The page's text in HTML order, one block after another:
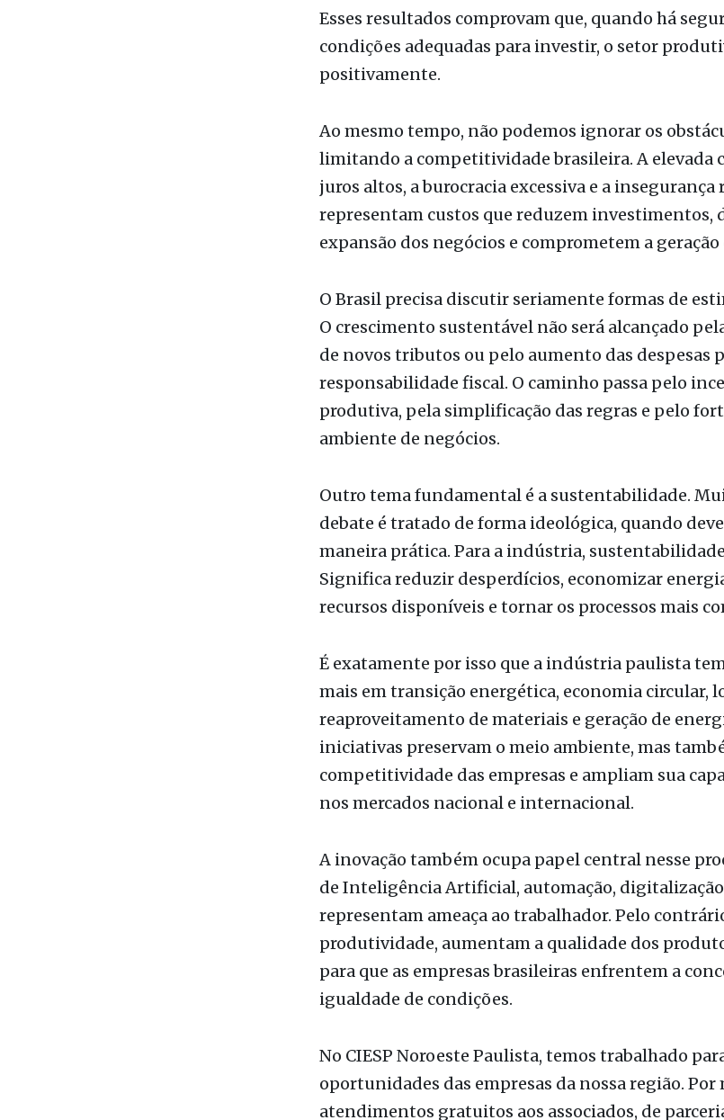
positivamente.
Ao mesmo tempo, não podemos ignorar os
juros altos, a burocracia excessiva e a
representam custos que reduzem investimentos,
expansão dos negócios e comprometem a geração
O Brasil precisa discutir seriamente formas de
de novos tributos ou pelo aumento das despesas
responsabilidade fiscal. O caminho passa pelo
produtiva, pela simplificação das regras e pelo
ambiente de negócios.
Outro tema fundamental é a sustentabilidade.
maneira prática. Para a indústria,
Significa reduzir desperdícios, economizar
recursos disponíveis e tornar os processos mais
É exatamente por isso que a indústria paulista tem
reaproveitamento de materiais e geração de
iniciativas preservam o meio ambiente, mas
competitividade das empresas e ampliam sua
nos mercados nacional e internacional.
A inovação também ocupa papel central nesse
representam ameaça ao trabalhador. Pelo
produtividade, aumentam a qualidade dos
para que as empresas brasileiras enfrentem a
igualdade de condições.
No CIESP Noroeste Paulista, temos trabalhado
atendimentos gratuitos aos associados, de
universidades e instituições de fomento,
conhecimento, capacitação e soluções concretas